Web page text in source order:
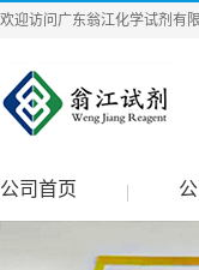
欢迎访问广东翁江化学试剂有
公司首页